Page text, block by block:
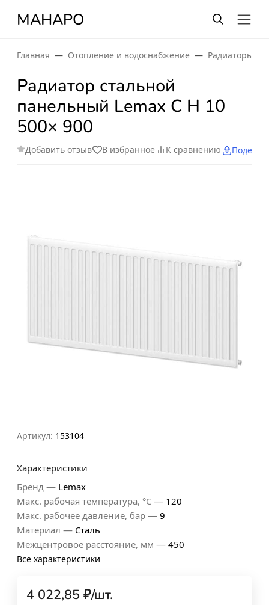
МАНАРО
Главная Отопление и водоснабжение Радиаторы
Радиатор стальной
панельный Lemax C H 10
500× 900
Добавить отзыв В избранное К сравнению
Артикул: 153104
Характеристики
Бренд — Lemax
Макс. рабочая температура, °С — 120
Макс. рабочее давление, бар — 9
Материал — Сталь
Межцентровое расстояние, мм — 450
Все характеристики
4 022,85 ₽/шт.